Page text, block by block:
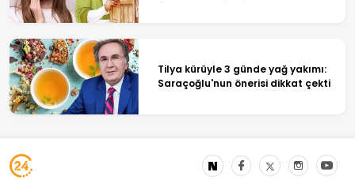
Tilya kürüyle 3 günde yağ yakımı:
Saraçoğlu'nun önerisi dikkat çekti